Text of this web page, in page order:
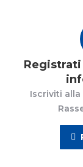
Iscriviti